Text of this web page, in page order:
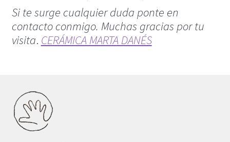
Si te surge cualquier duda ponte en
contacto conmigo. Muchas gracias por tu
visita. CERÁMICA MARTA DANÉS